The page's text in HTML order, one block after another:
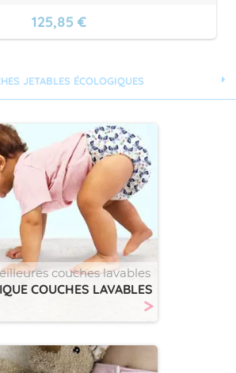
JETABLES ÉCOLOGIQUES
couches lavables
COUCHES LAVABLES
>
125,85 €